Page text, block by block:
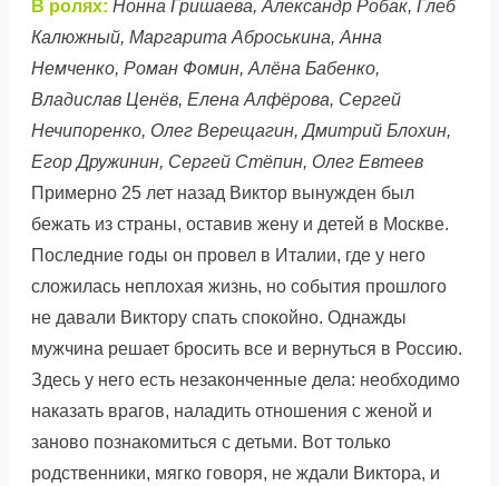
В ролях: Нонна Гришаева, Александр Робак, Глеб
Калюжный, Маргарита Аброськина, Анна
Немченко, Роман Фомин, Алёна Бабенко,
Владислав Ценёв, Елена Алфёрова, Сергей
Нечипоренко, Олег Верещагин, Дмитрий Блохин,
Егор Дружинин, Сергей Стёпин, Олег Евтеев
Примерно 25 лет назад Виктор вынужден был
бежать из страны, оставив жену и детей в Москве.
Последние годы он провел в Италии, где у него
сложилась неплохая жизнь, но события прошлого
не давали Виктору спать спокойно. Однажды
мужчина решает бросить все и вернуться в Россию.
Здесь у него есть незаконченные дела: необходимо
наказать врагов, наладить отношения с женой и
заново познакомиться с детьми. Вот только
родственники, мягко говоря, не ждали Виктора, и